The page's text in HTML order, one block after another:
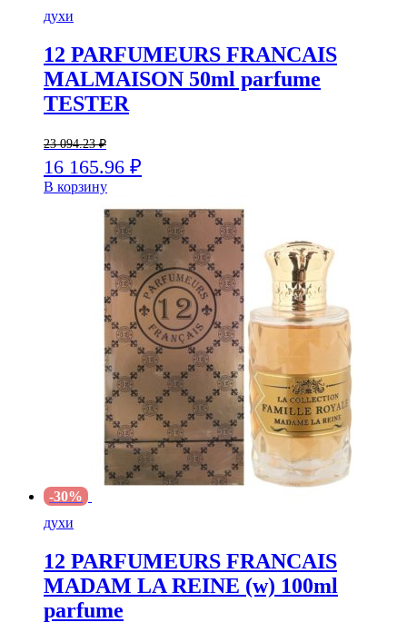
духи
12 PARFUMEURS FRANCAIS
MALMAISON 50ml parfume
TESTER
23 094.23₽
16 165.96 ₽
В корзину
-30%
духи
12 PARFUMEURS FRANCAIS
MADAM LA REINE (w) 100ml
parfume